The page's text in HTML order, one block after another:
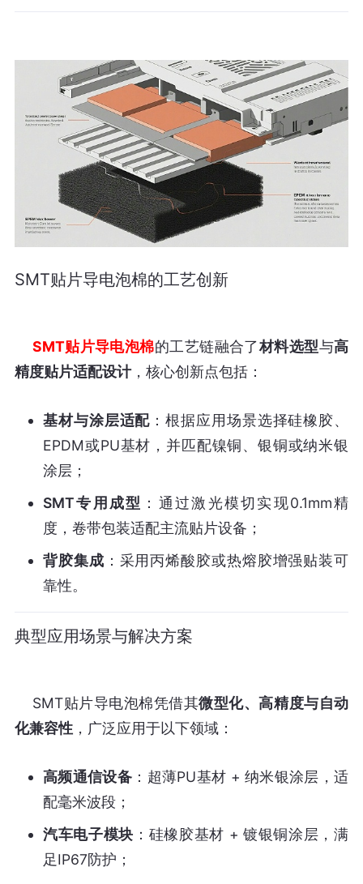
SMT贴片导电泡棉的工艺创新
SMT贴片导电泡棉的工艺链融合了材料选型与高
精度贴片适配设计
基材与涂层适配 ：根据应用场景选择硅橡胶、
EPDM或PU基材，并匹配镍铜、银铜或纳米银
涂层；
SMT专用成型 ：通过激光模切实现0.1mm精
度，卷带包装适配主流贴片设备；
背胶集成 ：采用丙烯酸胶或热熔胶增强贴装可
靠性。
典型应用场景与解决方案
    SMT贴片导电泡棉凭借其
微型化、高精度与自动
化兼容性
高频通信设备 ：超薄PU基材 + 纳米银涂层，适
配毫米波段；
汽车电子模块 ：硅橡胶基材 + 镀银铜涂层，满
足IP67防护；